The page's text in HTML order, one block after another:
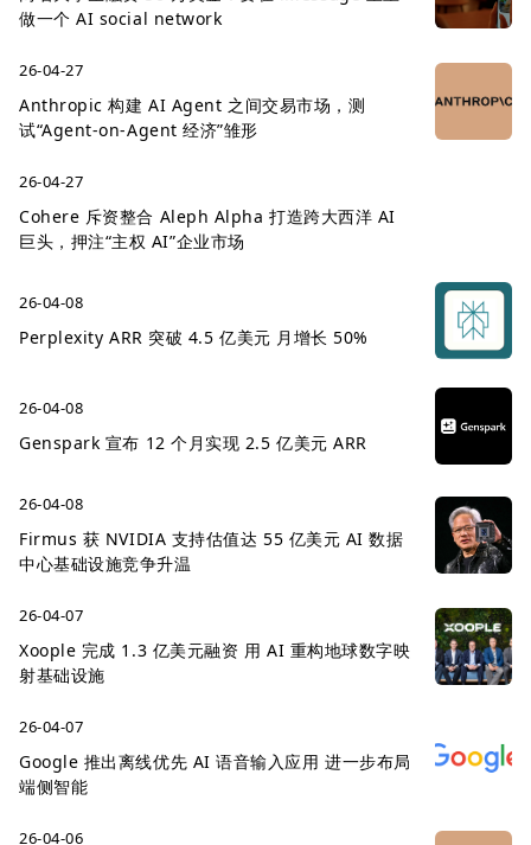
做一个 AI social network
26-04-27
Anthropic 构建 AI Agent 之间交易市场，测
试“Agent-on-Agent 经济”雏形
26-04-27
Cohere 斥资整合 Aleph Alpha 打造跨大西洋 AI
巨头，押注“主权 AI”企业市场
26-04-08
Perplexity ARR 突破 4.5 亿美元 月增长 50%
26-04-08
Genspark 宣布 12 个月实现 2.5 亿美元 ARR
26-04-08
Firmus 获 NVIDIA 支持估值达 55 亿美元 AI 数据
中心基础设施竞争升温
26-04-07
Xoople 完成 1.3 亿美元融资 用 AI 重构地球数字映
射基础设施
26-04-07
Google 推出离线优先 AI 语音输入应用 进一步布局
端侧智能
26-04-06